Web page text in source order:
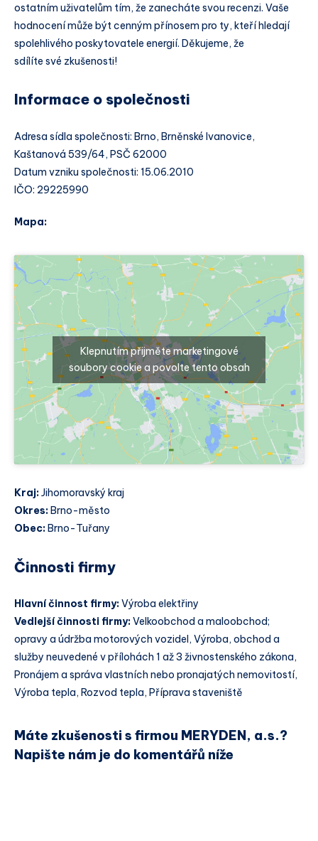
ostatním uživatelům tím, že zanecháte svou recenzi. Vaše
hodnocení může být cenným přínosem pro ty, kteří hledají
spolehlivého poskytovatele energií. Děkujeme, že
sdílíte své zkušenosti!
Informace o společnosti
Adresa sídla společnosti: Brno, Brněnské Ivanovice,
Kaštanová 539/64, PSČ 62000
Datum vzniku společnosti: 15.06.2010
IČO: 29225990
Mapa:
Klepnutím přijměte marketingové
soubory cookie a povolte tento obsah
Kraj:Jihomoravský kraj
Okres: Brno-město
Obec: Brno-Tuřany
Činnosti firmy
Hlavní činnost firmy:Výroba elektřiny
Vedlejší činnosti firmy:Velkoobchod a maloobchod;
opravy a údržba motorových vozidel, Výroba, obchod a
služby neuvedené v přílohách 1 až 3 živnostenského zákona,
Pronájem a správa vlastních nebo pronajatých nemovitostí,
Výroba tepla, Rozvod tepla, Příprava staveniště
Máte zkušenosti s firmou MERYDEN, a.s.?
Napište nám je do komentářů níže